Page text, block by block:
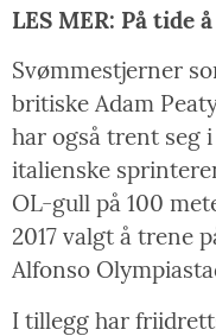
LES MER: På tide
Svømmestjerner
britiske Adam
har også trent seg
italienske
OL-gull på 100
2017 valgt å trene
Alfonso
I tillegg har